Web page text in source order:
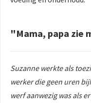
"Mama, papa zie
Suzanne werkte als
werker die geen uren
werf aanwezig was als